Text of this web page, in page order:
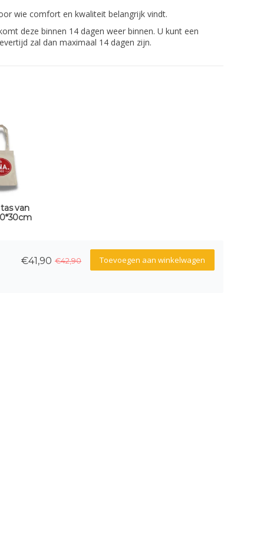
wie comfort en kwaliteit belangrijk vindt.
deze binnen 14 dagen weer binnen. U kunt een
zal dan maximaal 14 dagen zijn.
van
Toevoegen aan winkelwagen
€42,90
€41,90